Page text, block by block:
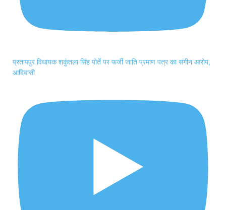
प्रतापपुर विधायक शकुंतला सिंह पोर्ते पर फर्जी जाति प्रमाण पत्र का संगीन आरोप,
आदिवासी